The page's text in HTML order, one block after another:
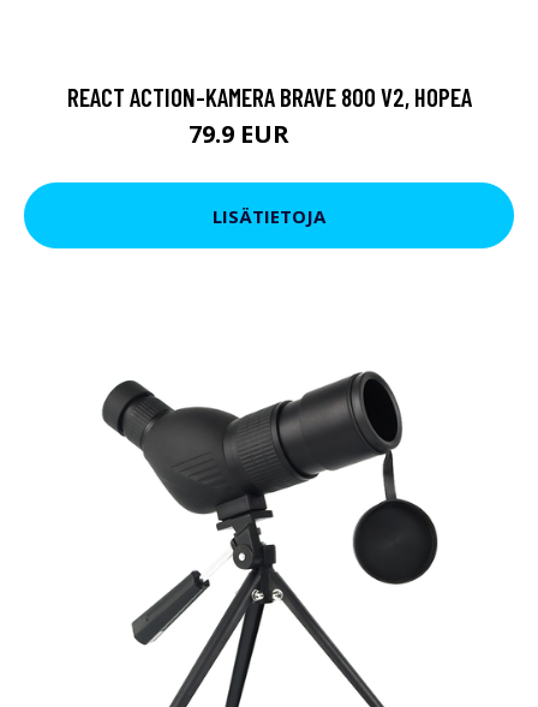
REACT ACTION-KAMERA BRAVE 800 V2, HOPEA
79.9 EUR
LISÄTIETOJA